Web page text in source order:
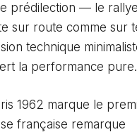
prédilection — le
sur route comme sur
technique
la performance pure.
1962 marque le
française remarque